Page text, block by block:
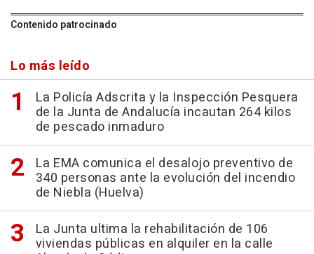
Contenido patrocinado
Lo más leído
La Policía Adscrita y la Inspección Pesquera
de la Junta de Andalucía incautan 264 kilos
de pescado inmaduro
La EMA comunica el desalojo preventivo de
340 personas ante la evolución del incendio
de Niebla (Huelva)
La Junta ultima la rehabilitación de 106
viviendas públicas en alquiler en la calle